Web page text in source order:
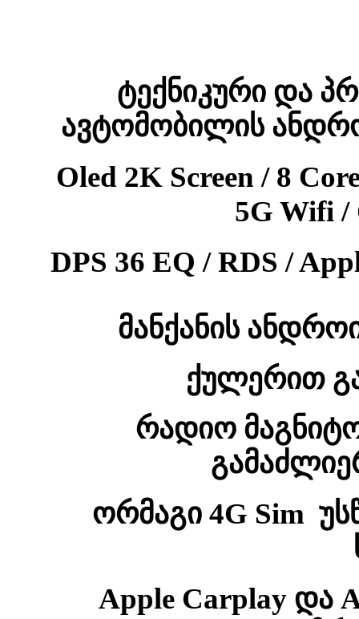
ტექნიკური და
ავტომობილის
Oled 2K Screen / 8
5G Wifi /
DPS 36 EQ / RDS /
მანქანის
ქულერით
რადიო
ორმაგი 4G Sim
Apple Carplay და